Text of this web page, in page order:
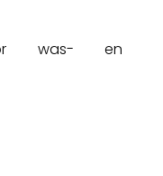
was- en